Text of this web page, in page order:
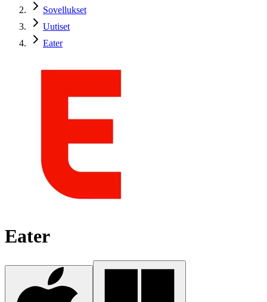
Sovellukset
Uutiset
Eater
Eater